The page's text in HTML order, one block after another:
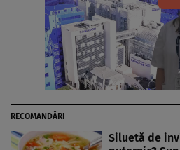
RECOMANDĂRI
Siluetă de